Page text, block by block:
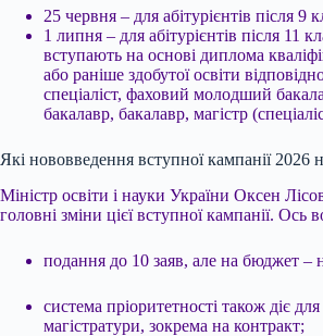
25 червня – для абітурієнтів після 9
1 липня – для абітурієнтів після 11
вступають на основі диплома
або раніше здобутої освіти
спеціаліст, фаховий молодший
бакалавр, бакалавр, магістр
Які нововведення вступної кампанії 2026
Міністр освіти і науки України Оксен
головні зміни цієї вступної кампанії. Ось
подання до 10 заяв, але на бюджет –
система пріоритетності також діє
магістратури, зокрема на контракт;